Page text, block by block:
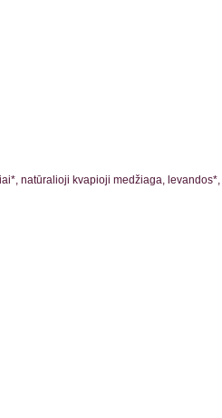
natūralioji kvapioji medžiaga,